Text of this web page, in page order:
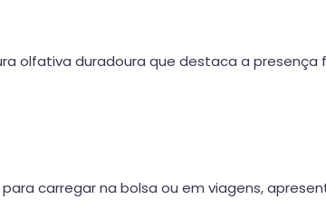
olfativa duradoura que destaca a presença
carregar na bolsa ou em viagens,